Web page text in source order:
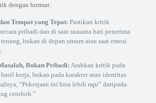
dengan hormat:
Tempat yang Tepat: Pastikan kritik
pribadi dan di saat suasana hati penerima
bukan di depan umum atau saat emosi
Bukan Pribadi: Arahkan kritik pada
kerja, bukan pada karakter atau identitas
“Pekerjaan ini bisa lebih rapi” daripada
ceroboh.”